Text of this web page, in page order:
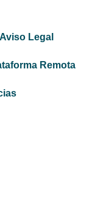
Aviso Legal
Remota